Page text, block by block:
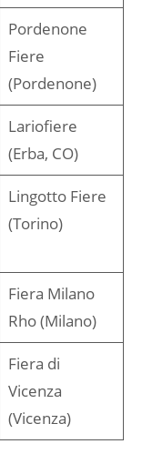
Pordenone
Fiere
(Pordenone)
Lariofiere
(Erba, CO)
Lingotto Fiere
(Torino)
Fiera Milano
Rho (Milano)
Fiera di
Vicenza
(Vicenza)